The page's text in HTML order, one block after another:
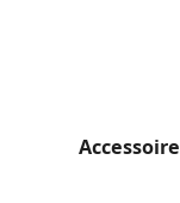
Ignorer la